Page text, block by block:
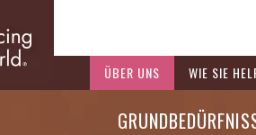
ÜBER UNS WIE SIE